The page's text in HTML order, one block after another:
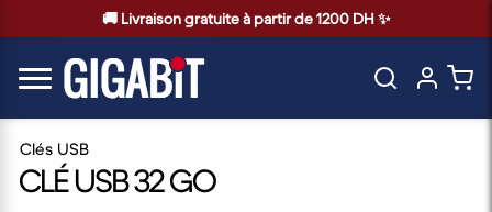
🚚 Livraison gratuite à partir de 1200 DH ✨
Clés USB
CLÉ USB 32 GO